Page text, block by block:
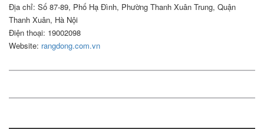
Địa chỉ: Số 87-89, Phố Hạ Đình, Phường Thanh Xuân Trung, Quận
Thanh Xuân, Hà Nội
Điện thoại: 19002098
Website: rangdong.com.vn